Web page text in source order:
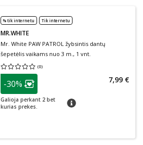
% tik internetu Tik internetu
MR.WHITE
Mr. White PAW PATROL žybsintis dantų
šepetėlis vaikams nuo 3 m., 1 vnt.
(0)
Vidutinis įvertinimas 0.00
patarimas
Lojalumo klubo narių nuolaida
-30%
Galioja perkant 2 bet
kurias prekes.
patarimas
7,99 €